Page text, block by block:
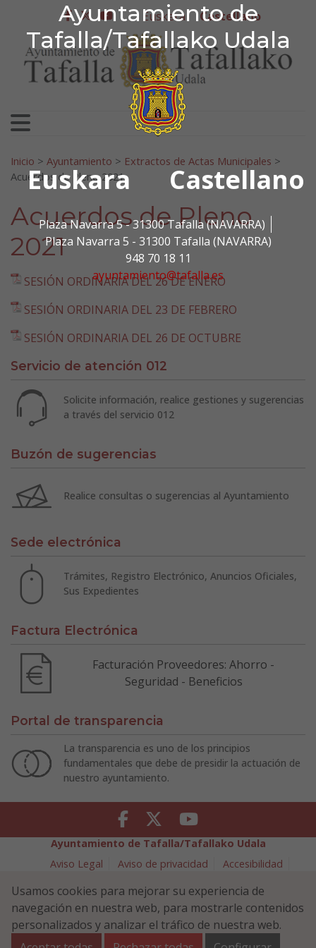
Ayuntamiento de
Tafalla/Tafallako Udala
Euskara Castellano
Plaza Navarra 5 - 31300 Tafalla (NAVARRA)
Plaza Navarra 5 - 31300 Tafalla (NAVARRA)
948 70 18 11
ayuntamiento@tafalla.es
Ir al contenido
Ayuntamiento de
facebook
twitter
youtube
Euskera Castellano
Search for:
Inicio > Ayuntamiento > Extractos de Actas Municipales >
Acuerdos de Pleno 2021
Acuerdos de Pleno
2021
SESIÓN ORDINARIA DEL 26 DE ENERO
SESIÓN ORDINARIA DEL 23 DE FEBRERO
SESIÓN ORDINARIA DEL 26 DE OCTUBRE
Servicio de atención 012
Solicite información, realice gestiones y sugerencias
a través del servicio 012
Buzón de sugerencias
Realice consultas o sugerencias al Ayuntamiento
Sede electrónica
Trámites, Registro Electrónico, Anuncios Oficiales,
Sus Expedientes
Factura Electrónica
Facturación Proveedores: Ahorro -
Seguridad - Beneficios
Portal de transparencia
La transparencia es uno de los principios
fundamentales que debe de presidir la actuación de
nuestro ayuntamiento.
Facebook Twitter Youtube
Ayuntamiento de Tafalla/Tafallako Udala
Aviso Legal
Aviso de privacidad
Accesibilidad
Política de Seguridad de la Información
Plaza Navarra 5 - 31300 Tafalla (NAVARRA)
948 70 18 11
ayuntamiento@tafalla.es
Usamos cookies para mejorar su experiencia de
navegación en nuestra web, para mostrarle contenidos
personalizados y analizar el tráfico de nuestra web.